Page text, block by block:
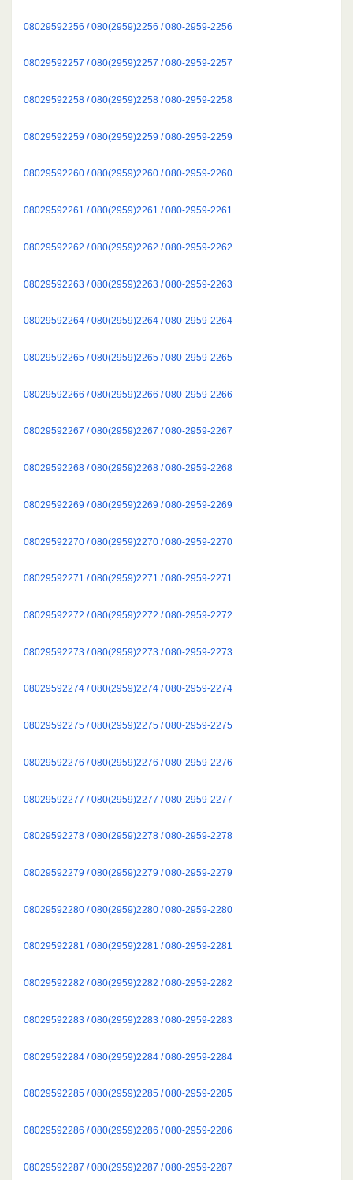
08029592256 / 080(2959)2256 / 080-2959-2256
08029592257 / 080(2959)2257 / 080-2959-2257
08029592258 / 080(2959)2258 / 080-2959-2258
08029592259 / 080(2959)2259 / 080-2959-2259
08029592260 / 080(2959)2260 / 080-2959-2260
08029592261 / 080(2959)2261 / 080-2959-2261
08029592262 / 080(2959)2262 / 080-2959-2262
08029592263 / 080(2959)2263 / 080-2959-2263
08029592264 / 080(2959)2264 / 080-2959-2264
08029592265 / 080(2959)2265 / 080-2959-2265
08029592266 / 080(2959)2266 / 080-2959-2266
08029592267 / 080(2959)2267 / 080-2959-2267
08029592268 / 080(2959)2268 / 080-2959-2268
08029592269 / 080(2959)2269 / 080-2959-2269
08029592270 / 080(2959)2270 / 080-2959-2270
08029592271 / 080(2959)2271 / 080-2959-2271
08029592272 / 080(2959)2272 / 080-2959-2272
08029592273 / 080(2959)2273 / 080-2959-2273
08029592274 / 080(2959)2274 / 080-2959-2274
08029592275 / 080(2959)2275 / 080-2959-2275
08029592276 / 080(2959)2276 / 080-2959-2276
08029592277 / 080(2959)2277 / 080-2959-2277
08029592278 / 080(2959)2278 / 080-2959-2278
08029592279 / 080(2959)2279 / 080-2959-2279
08029592280 / 080(2959)2280 / 080-2959-2280
08029592281 / 080(2959)2281 / 080-2959-2281
08029592282 / 080(2959)2282 / 080-2959-2282
08029592283 / 080(2959)2283 / 080-2959-2283
08029592284 / 080(2959)2284 / 080-2959-2284
08029592285 / 080(2959)2285 / 080-2959-2285
08029592286 / 080(2959)2286 / 080-2959-2286
08029592287 / 080(2959)2287 / 080-2959-2287